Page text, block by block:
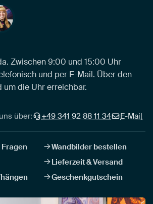
Zwischen 9:00 und 15:00 Uhr
und per E-Mail. Über den
um die Uhr erreichbar.
über: +49 341 92 88 11 34 E-Mail
Wandbilder bestellen
Lieferzeit & Versand
Geschenkgutschein